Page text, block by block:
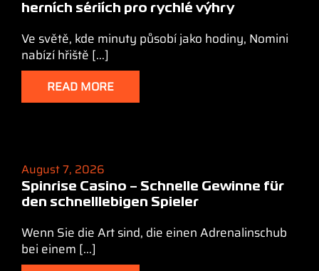
herních sériích pro rychlé výhry
Ve světě, kde minuty působí jako hodiny, Nomini
nabízí hřiště [...]
READ MORE
August 7, 2026
Spinrise Casino – Schnelle Gewinne für
den schnelllebigen Spieler
Wenn Sie die Art sind, die einen Adrenalinschub
bei einem [...]